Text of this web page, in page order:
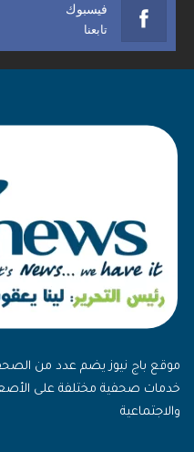
فيسبوك
تابعنا
موقع باج نيوز يضم عدد من
خدمات صحفية مختلفة على
والاجتماعية